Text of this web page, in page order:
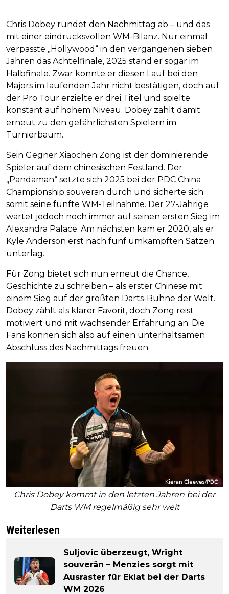
Chris Dobey rundet den Nachmittag ab – und das
mit einer eindrucksvollen WM-Bilanz. Nur einmal
verpasste „Hollywood“ in den vergangenen sieben
Jahren das Achtelfinale, 2025 stand er sogar im
Halbfinale. Zwar konnte er diesen Lauf bei den
Majors im laufenden Jahr nicht bestätigen, doch auf
der Pro Tour erzielte er drei Titel und spielte
konstant auf hohem Niveau. Dobey zählt damit
erneut zu den gefährlichsten Spielern im
Turnierbaum.
Sein Gegner Xiaochen Zong ist der dominierende
Spieler auf dem chinesischen Festland. Der
„Pandaman“ setzte sich 2025 bei der PDC China
Championship souverän durch und sicherte sich
somit seine fünfte WM-Teilnahme. Der 27-Jährige
wartet jedoch noch immer auf seinen ersten Sieg im
Alexandra Palace. Am nächsten kam er 2020, als er
Kyle Anderson erst nach fünf umkämpften Sätzen
unterlag.
Für Zong bietet sich nun erneut die Chance,
Geschichte zu schreiben – als erster Chinese mit
einem Sieg auf der größten Darts-Bühne der Welt.
Dobey zählt als klarer Favorit, doch Zong reist
motiviert und mit wachsender Erfahrung an. Die
Fans können sich also auf einen unterhaltsamen
Abschluss des Nachmittags freuen.
Chris Dobey kommt in den letzten Jahren bei der
Darts WM regelmäßig sehr weit
Weiterlesen
Suljovic überzeugt, Wright
souverän – Menzies sorgt mit
Ausraster für Eklat bei der Darts
WM 2026